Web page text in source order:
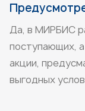
Да, в МИРБИС
поступающих,
акции,
выгодных